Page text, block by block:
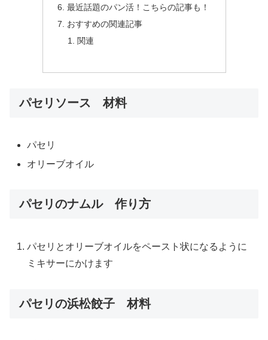
最近話題のパン活！こちらの記事も！
おすすめの関連記事
関連
パセリソース 材料
パセリ
オリーブオイル
パセリのナムル 作り方
パセリとオリーブオイルをペースト状になるように
ミキサーにかけます
パセリの浜松餃子 材料